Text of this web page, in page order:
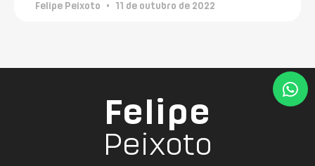
Felipe Peixoto 11 de outubro de 2022
Felipe
Peixoto